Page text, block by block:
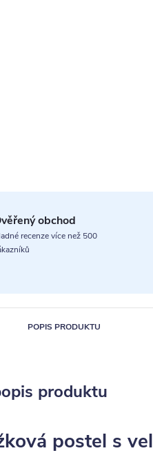
obchod
recenze více než 500
POPIS PRODUKTU
produktu
postel s